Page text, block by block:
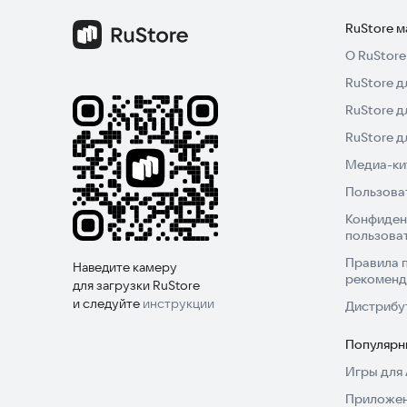
Наведите камеру
для загрузки RuStore
и следуйте инструкции
RuStore
О RuStore
RuStore
RuStore
RuStore
Медиа-
Правила
Игры для